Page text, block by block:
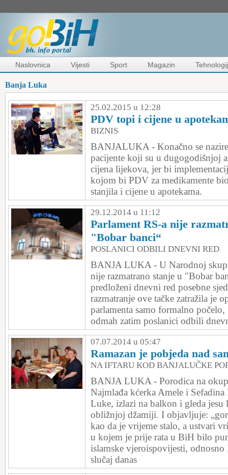
Naslovnica Vijesti Sport Magazin
Banja Luka
25.02.2015 u 12:28
PDV topi i cijene u
BIZNIS
BANJALUKA - Konačno se
pacijente koji su u dugogodišnjoj
cijena lijekova, jer bi
kojom bi PDV za medikamente
stanjila i cijene u apotekama.
29.12.2014 u 11:12
Parlament RS-a nije
"Bobar banci“
POSLANICI ODBILI DNEVNI RED
BANJA LUKA - U Narodnoj
nije razmatrano stanje u "Bobar
predloženi dnevni red posebne
razmatranje ove tačke zatražila je
parlamenta samo formalno
odmah zatim poslanici odbili
07.07.2014 u 05:47
Ramazan je pobjeda nad
NA IFTARU KOD BANJALUČKE
BANJA LUKA - Porodica na
Najmlađa kćerka Amele i
Luke, izlazi na balkon i gleda
obližnjoj džamiji. I objavljuje:
kao da je vrijeme stalo, a ustvari
u kojem je prije rata u BiH bilo
islamske vjeroispovijesti,
slučaj danas